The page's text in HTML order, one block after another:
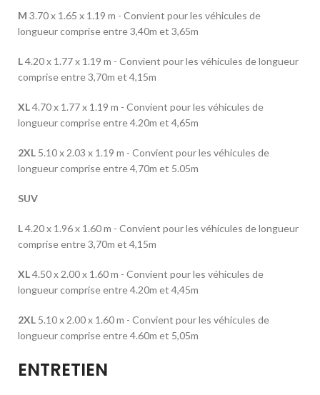
M 3.70 x 1.65 x 1.19 m - Convient pour les véhicules de
longueur comprise entre 3,40m et 3,65m
L4.20 x 1.77 x 1.19 m - Convient pour les véhicules de longueur
comprise entre 3,70m et 4,15m
XL4.70 x 1.77 x 1.19 m - Convient pour les véhicules de
longueur comprise entre 4.20m et 4,65m
2XL 5.10 x 2.03 x 1.19 m - Convient pour les véhicules de
longueur comprise entre 4,70m et 5.05m
SUV
L4.20 x 1.96 x 1.60 m - Convient pour les véhicules de longueur
comprise entre 3,70m et 4,15m
XL4.50 x 2.00 x 1.60 m - Convient pour les véhicules de
longueur comprise entre 4.20m et 4,45m
2XL 5.10 x 2.00 x 1.60 m - Convient pour les véhicules de
longueur comprise entre 4.60m et 5,05m
ENTRETIEN